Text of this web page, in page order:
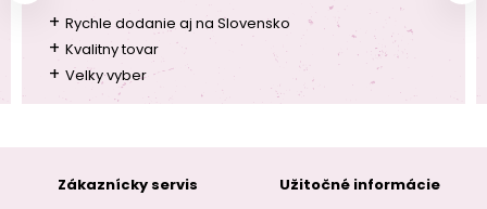
+ Rychle dodanie aj na Slovensko
+ Kvalitny tovar
+ Velky vyber
Zákaznícky servis
Užitočné informácie